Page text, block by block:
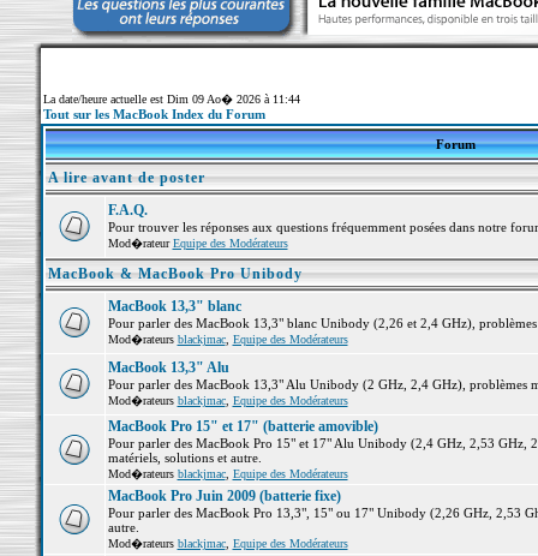
La date/heure actuelle est Dim 09 Ao� 2026 à 11:44
Tout sur les MacBook Index du Forum
Forum
A lire avant de poster
F.A.Q.
Pour trouver les réponses aux questions fréquemment posées dans notre
Mod�rateurEquipe des Modérateurs
MacBook & MacBook Pro Unibody
MacBook 13,3" blanc
Pour parler des MacBook 13,3" blanc Unibody (2,26 et 2,4 GHz),
Mod�rateurs blackjmac, Equipe des Modérateurs
MacBook 13,3" Alu
Pour parler des MacBook 13,3" Alu Unibody (2 GHz, 2,4 GHz), problèmes
Mod�rateurs blackjmac, Equipe des Modérateurs
MacBook Pro 15" et 17" (batterie amovible)
Pour parler des MacBook Pro 15" et 17" Alu Unibody (2,4 GHz, 2,53 GHz,
matériels, solutions et autre.
Mod�rateurs blackjmac, Equipe des Modérateurs
MacBook Pro Juin 2009 (batterie fixe)
Pour parler des MacBook Pro 13,3", 15" ou 17" Unibody (2,26 GHz, 2,53
autre.
Mod�rateurs blackjmac, Equipe des Modérateurs